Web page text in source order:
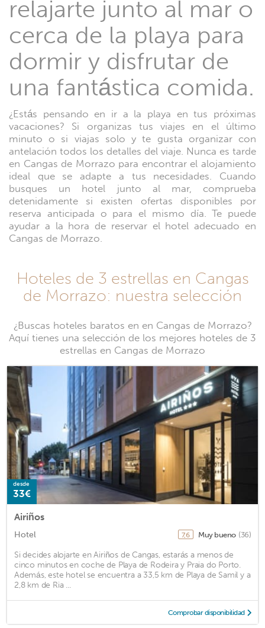
relajarte junto al mar o
cerca de la playa para
dormir y disfrutar de
una fantástica comida.
¿Estás pensando en ir a la playa en tus próximas
vacaciones? Si organizas tus viajes en el último
minuto o si viajas solo y te gusta organizar con
antelación todos los detalles del viaje. Nunca es tarde
en Cangas de Morrazo para encontrar el alojamiento
ideal que se adapte a tus necesidades. Cuando
busques un hotel junto al mar, comprueba
detenidamente si existen ofertas disponibles por
reserva anticipada o para el mismo día. Te puede
ayudar a la hora de reservar el hotel adecuado en
Cangas de Morrazo.
Hoteles de 3 estrellas en Cangas
de Morrazo: nuestra selección
¿Buscas hoteles baratos en en Cangas de Morrazo?
Aquí tienes una selección de los mejores hoteles de 3
estrellas en Cangas de Morrazo
desde
33€
Airiños
Hotel 7,6 Muy bueno (36)
Si decides alojarte en Airiños de Cangas, estarás a menos de
cinco minutos en coche de Playa de Rodeira y Praia do Porto.
Además, este hotel se encuentra a 33,5 km de Playa de Samil y a
2,8 km de Ria ...
Comprobar disponibilidad